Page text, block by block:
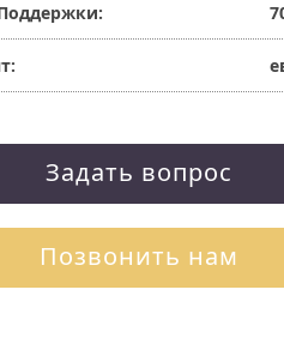
Задать вопрос
Позвонить нам